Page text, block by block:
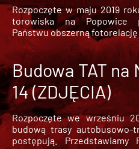
Rozpoczęte w maju 2019
torowiska na Popowice
Państwu obszerną
Budowa TAT na
14 (ZDJĘCIA)
Rozpoczęte we wrześniu
budową trasy autobusowo-
postępują.